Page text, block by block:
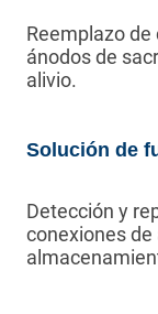
Reemplazo
ánodos de
alivio.
Solución de
Detección y
conexiones de